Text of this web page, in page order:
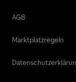
AGB
Marktplatzregeln